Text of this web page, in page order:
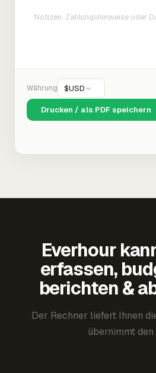
Währung $USD
Drucken / als PDF speichern
Everhour
erfassen,
berichten &
Der Rechner liefert Ihnen
übernimmt den